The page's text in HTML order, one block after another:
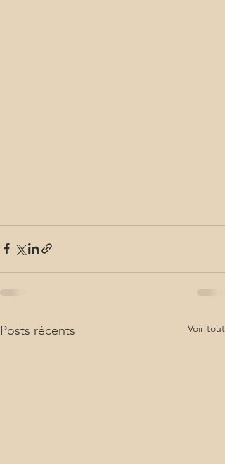
Posts récents Voir tout